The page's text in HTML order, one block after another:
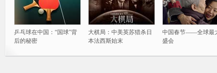
乒乓球在中国：“国球”背
后的秘密
大棋局：中美英苏猎杀日
本法西斯始末
中国春节——全球最
盛会